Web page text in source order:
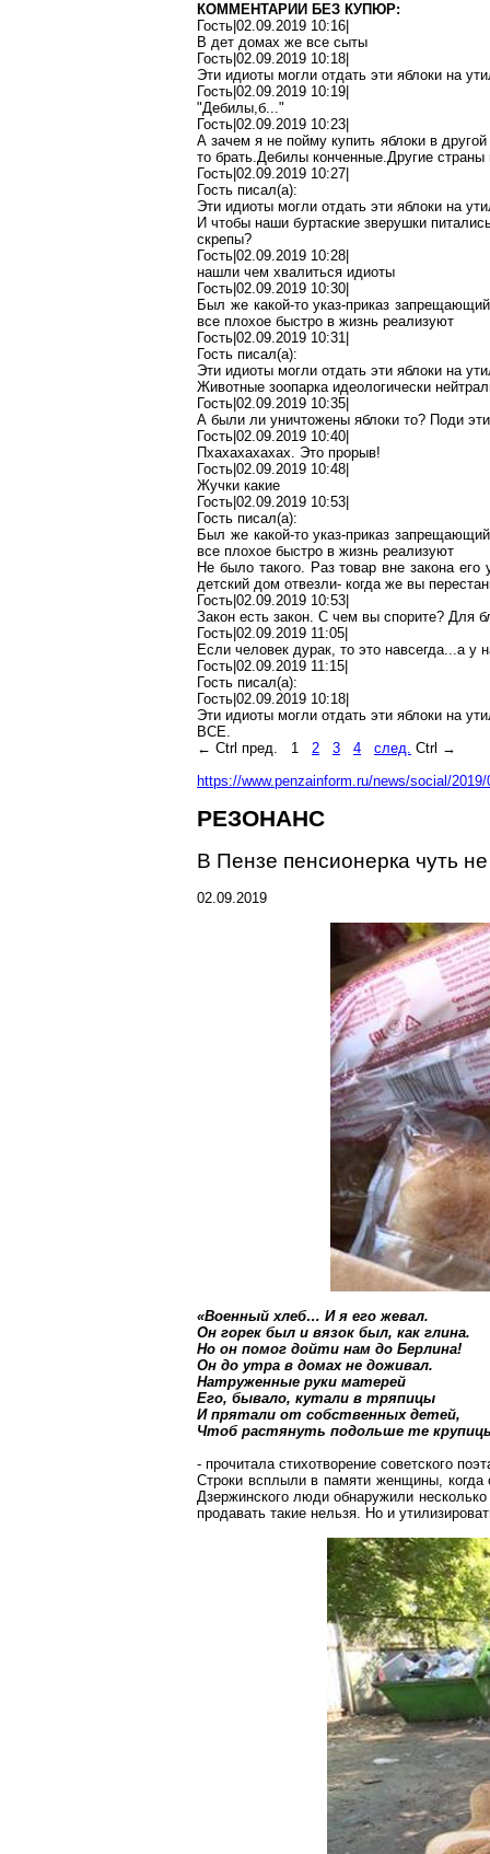
КОММЕНТАРИИ БЕЗ КУПЮР:
Гость|02.09.2019 10:16|
В дет домах же все сыты
Гость|02.09.2019 10:18|
Эти идиоты могли отдать эти яблоки на
Гость|02.09.2019 10:19|
"Дебилы,б..."
Гость|02.09.2019 10:23|
А зачем я не пойму купить яблоки в
то брать.Дебилы конченные.Другие
Гость|02.09.2019 10:27|
Гость писал(a):
Эти идиоты могли отдать эти яблоки на
И чтобы наши буртаские зверушки
скрепы?
Гость|02.09.2019 10:28|
нашли чем хвалиться идиоты
Гость|02.09.2019 10:30|
Был же какой-то указ-приказ
все плохое быстро в жизнь реализуют
Гость|02.09.2019 10:31|
Гость писал(a):
Эти идиоты могли отдать эти яблоки на
Животные зоопарка идеологически
Гость|02.09.2019 10:35|
А были ли уничтожены яблоки то? Поди
Гость|02.09.2019 10:40|
Пхахахахахах. Это прорыв!
Гость|02.09.2019 10:48|
Жучки какие
Гость|02.09.2019 10:53|
Гость писал(a):
Был же какой-то указ-приказ
все плохое быстро в жизнь реализуют
Не было такого. Раз товар вне закона
детский дом отвезли- когда же вы
Гость|02.09.2019 10:53|
Закон есть закон. С чем вы спорите? Для
Гость|02.09.2019 11:05|
Если человек дурак, то это навсегда...ау
Гость|02.09.2019 11:15|
Гость писал(a):
Гость|02.09.2019 10:18|
Эти идиоты могли отдать эти яблоки на
ВСЕ.
← Ctrl пред. 1 2 3 4 след. Ctrl →
https://www.penzainform.ru/news/social/
РЕЗОНАНС
В Пензе пенсионерка чуть
02.09.2019
«Военный хлеб… Ия его жевал.
Он горек был и вязок был, как глина.
Но он помог дойти нам до Берлина!
Он до утра в домах не доживал.
Натруженные руки матерей
Его, бывало, кутали в тряпицы
И прятали от собственных детей,
Чтоб растянуть подольше те
- прочитала стихотворение советского
Строки всплыли в памяти женщины,
Дзержинского люди обнаружили
продавать такие нельзя. Но и